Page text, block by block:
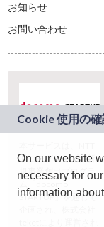
お知らせ
お問い合わせ
ドコモグループの新
規事業創出プログラ
ム「docomo
STARTUP」を通じて
On our website
necessary for
information